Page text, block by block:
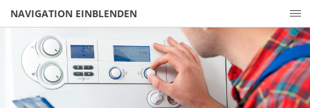
NAVIGATION EINBLENDEN